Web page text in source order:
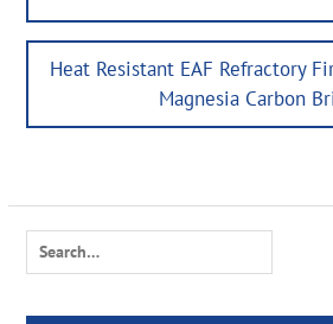
Next
Heat Resistant EAF Refractory
Magnesia Carbon
Search